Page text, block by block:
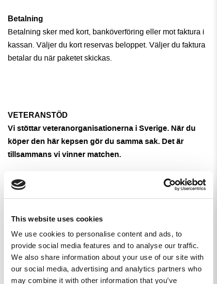
This website uses cookies
We use cookies to personalise content and ads, to
provide social media features and to analyse our traffic.
We also share information about your use of our site with
our social media, advertising and analytics partners who
may combine it with other information that you’ve
Betalning
Betalning sker med kort, banköverföring eller mot faktura i
kassan. Väljer du kort reservas beloppet. Väljer du faktura
betalar du när paketet skickas.
VETERANSTÖD
Vi stöttar veteranorganisationerna i Sverige. När du
köper den här kepsen gör du samma sak. Det är
tillsammans vi vinner matchen.
5,0 Baserat på 3 recensioner
0
0
0